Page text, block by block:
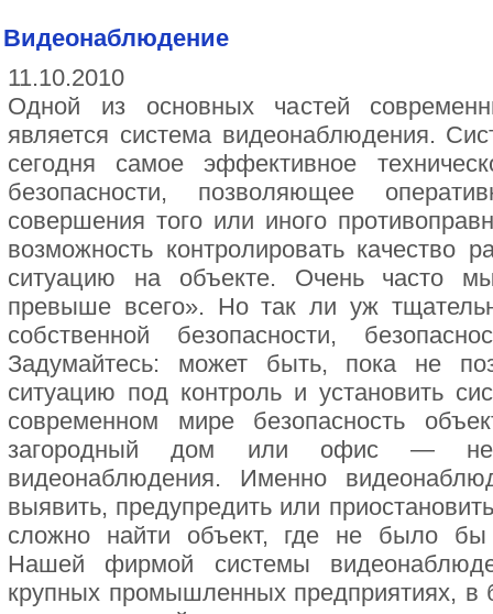
Видеонаблюдение
11.10.2010
Одной из основных частей
является система видеонаблюдения.
сегодня самое эффективное
безопасности, позволяющее
совершения того или иного
возможность контролировать качество
ситуацию на объекте. Очень часто
превыше всего». Но так ли уж
собственной безопасности,
Задумайтесь: может быть, пока не
ситуацию под контроль и установить
современном мире безопасность
загородный дом или офис —
видеонаблюдения. Именно
выявить, предупредить или
сложно найти объект, где не было бы
Нашей фирмой системы
крупных промышленных предприятиях, в